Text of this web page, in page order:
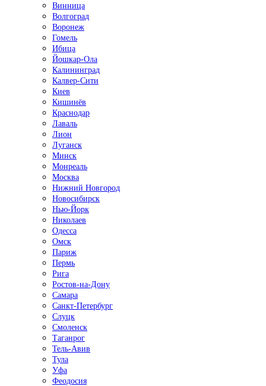
Винница
Волгоград
Воронеж
Гомель
Ибица
Йошкар-Ола
Калининград
Калвер-Сити
Киев
Кишинёв
Краснодар
Лаваль
Лион
Луганск
Минск
Монреаль
Москва
Нижний Новгород
Новосибирск
Нью-Йорк
Николаев
Одесса
Омск
Париж
Пермь
Рига
Ростов-на-Дону
Самара
Санкт-Петербург
Слуцк
Смоленск
Таганрог
Тель-Авив
Тула
Уфа
Феодосия